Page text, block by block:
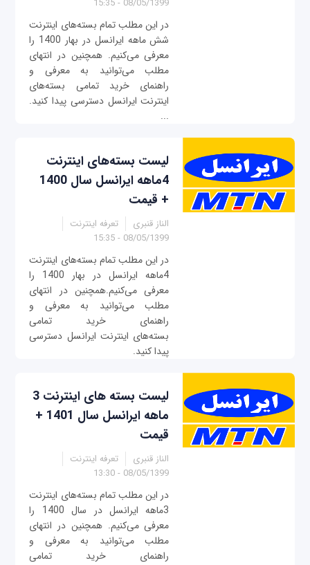
08/05/1399 - 15:35
در این مطلب تمام بسته‌های اینترنت
شش ماهه ایرانسل در بهار 1400 را
معرفی می‌کنیم. همچنین در انتهای
مطلب می‌توانید به معرفی و
راهنمای خرید تمامی بسته‌های
اینترنت ایرانسل دسترسی پیدا کنید.
...
لیست بسته‌های اینترنت
4ماهه ایرانسل سال 1400
+ قیمت
الناز قنبری
تعرفه اینترنت
08/05/1399 - 15:35
در این مطلب تمام بسته‌های اینترنت
4ماهه ایرانسل در بهار 1400 را
معرفی می‌کنیم.همچنین در انتهای
مطلب می‌توانید به معرفی و
راهنمای خرید تمامی
بسته‌های اینترنت ایرانسل دسترسی
پیدا کنید.
لیست بسته‌ های اینترنت 3
ماهه ایرانسل سال 1401 +
قیمت
الناز قنبری
تعرفه اینترنت
08/05/1399 - 13:30
در این مطلب تمام بسته‌های اینترنت
3ماهه ایرانسل در سال 1400 را
معرفی می‌کنیم. همچنین در انتهای
مطلب می‌توانید به معرفی و
راهنمای خرید تمامی